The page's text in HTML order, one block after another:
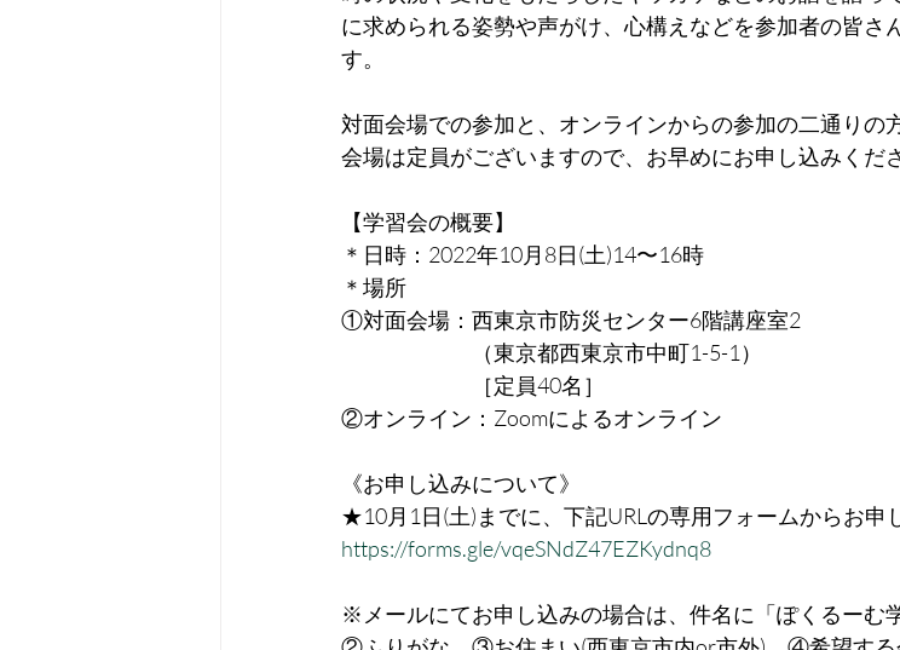
に求められる姿勢や声がけ、心構えなどを参加者の皆さ
す。
対面会場での参加と、オンラインからの参加の二通りの
会場は定員がございますので、お早めにお申し込みくだ
【学習会の概要】
＊日時：2022年10月8日(土)14〜16時
＊場所
①対面会場：西東京市防災センター6階講座室2
（東京都西東京市中町1-5-1）
［定員40名］
②オンライン：Zoomによるオンライン
《お申し込みについて》
★10月1日(土)までに、下記URLの専用フォームからお申
https://forms.gle/vqeSNdZ47EZKydnq8
※メールにてお申し込みの場合は、件名に「ぽくるーむ